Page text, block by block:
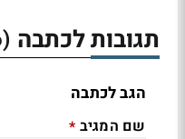
תגובות לכתבה (6)
הגב לכתבה
שם המגיב *